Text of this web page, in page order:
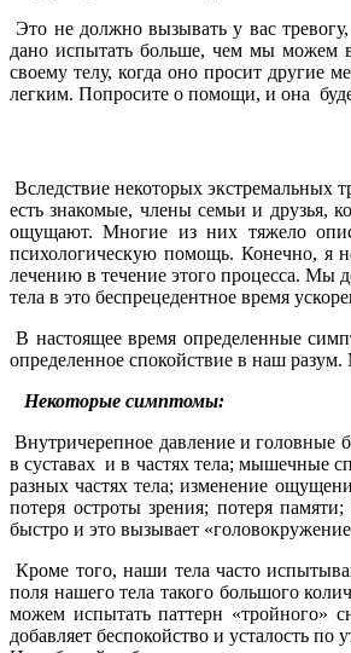
Это не должно вызывать у вас
дано испытать больше, чем мы можем
своему телу, когда оно просит другие
легким. Попросите о помощи, и она
Вследствие некоторых экстремальных
есть знакомые, члены семьи и друзья,
ощущают. Многие из них тяжело
психологическую помощь. Конечно, я
лечению в течение этого процесса. Мы
тела в это беспрецедентное время
В настоящее время определенные
определенное спокойствие в наш разум.
Некоторые симптомы:
Внутричерепное давление и головные
в суставах и в частях тела; мышечные
разных частях тела; изменение
потеря остроты зрения; потеря
быстро и это вызывает
Кроме того, наши тела часто
поля нашего тела такого большого
можем испытать паттерн «тройного»
добавляет беспокойство и усталость по